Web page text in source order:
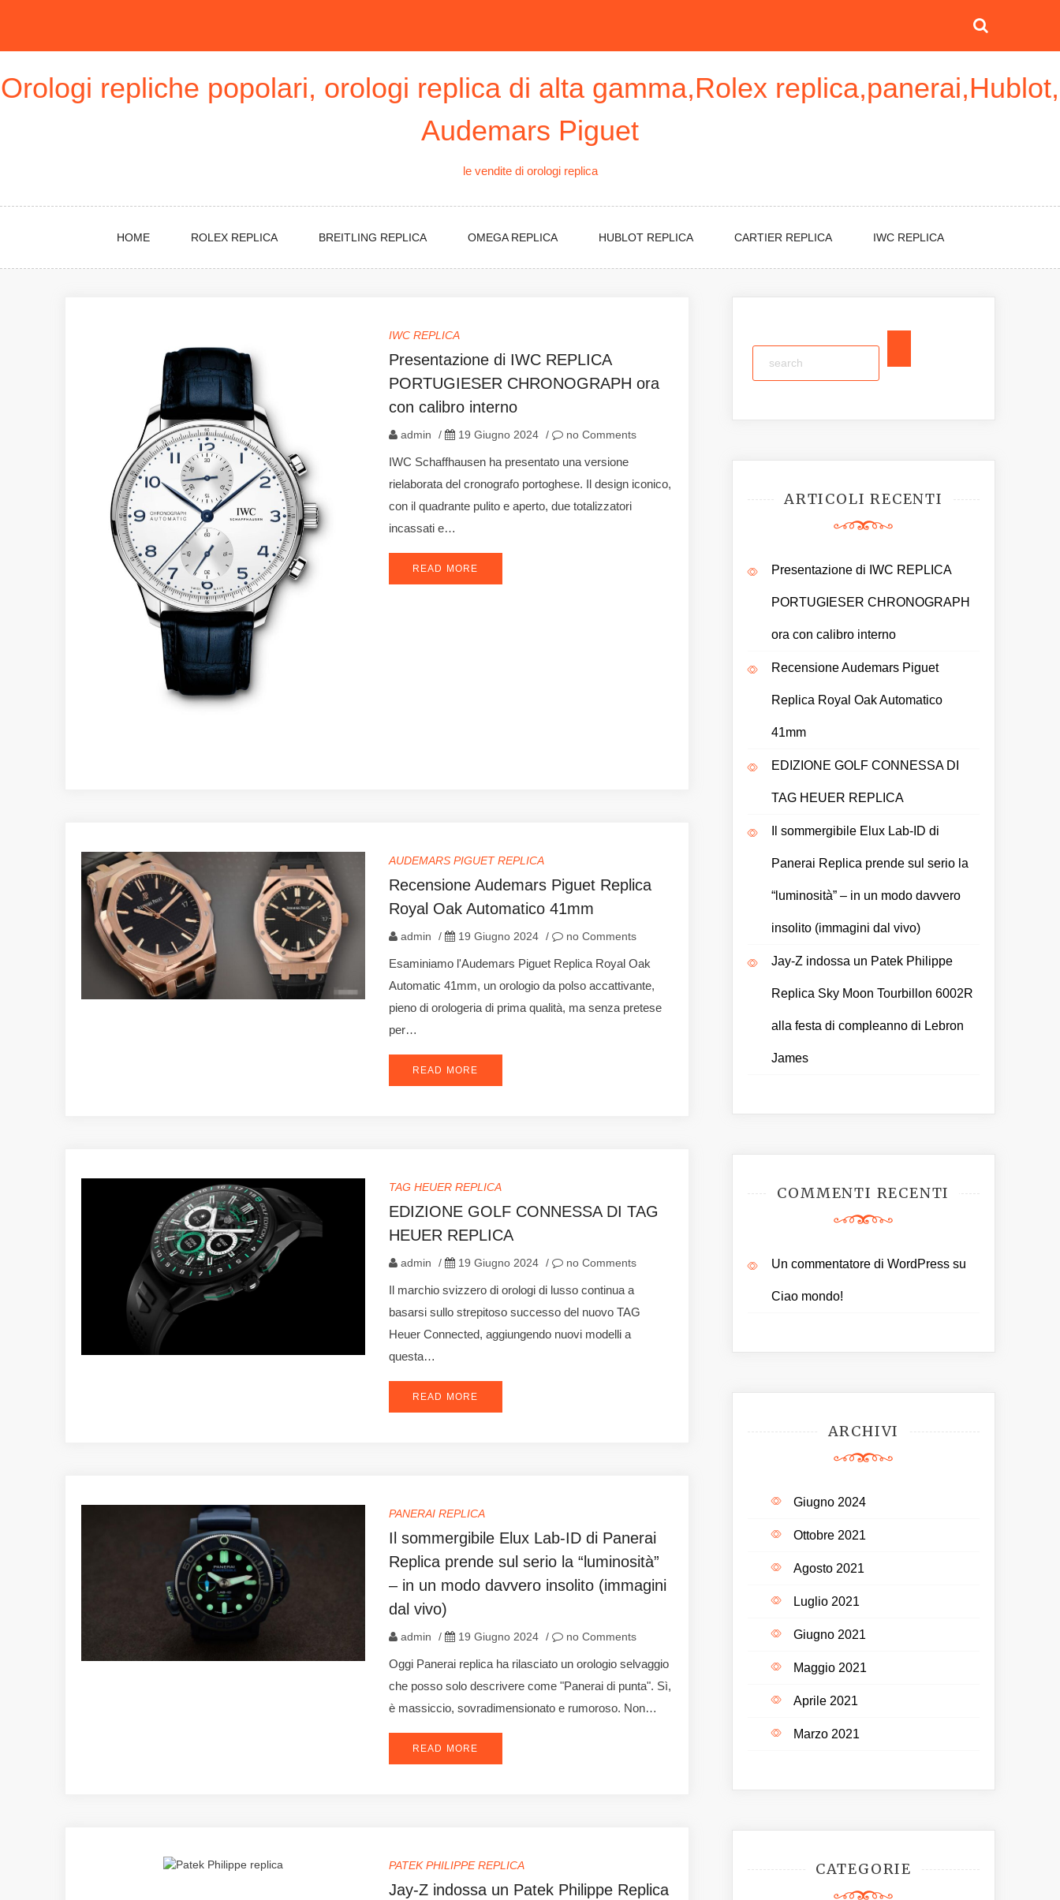
Orologi repliche popolari, orologi replica di alta gamma,Rolex replica,panerai,Hublot,
Audemars Piguet
le vendite di orologi replica
HOME ROLEX REPLICA BREITLING REPLICA OMEGA REPLICA HUBLOT REPLICA CARTIER REPLICA IWC REPLICA
IWC REPLICA
Presentazione di IWC REPLICA
PORTUGIESER CHRONOGRAPH ora
con calibro interno
admin / 19 Giugno 2024 / no Comments
IWC Schaffhausen ha presentato una versione
rielaborata del cronografo portoghese. Il design iconico,
con il quadrante pulito e aperto, due totalizzatori
incassati e…
READ MORE
AUDEMARS PIGUET REPLICA
Recensione Audemars Piguet Replica
Royal Oak Automatico 41mm
admin / 19 Giugno 2024 / no Comments
Esaminiamo l'Audemars Piguet Replica Royal Oak
Automatic 41mm, un orologio da polso accattivante,
pieno di orologeria di prima qualità, ma senza pretese
per…
READ MORE
TAG HEUER REPLICA
EDIZIONE GOLF CONNESSA DI TAG
HEUER REPLICA
admin / 19 Giugno 2024 / no Comments
Il marchio svizzero di orologi di lusso continua a
basarsi sullo strepitoso successo del nuovo TAG
Heuer Connected, aggiungendo nuovi modelli a
questa…
READ MORE
PANERAI REPLICA
Il sommergibile Elux Lab-ID di Panerai
Replica prende sul serio la “luminosità”
– in un modo davvero insolito (immagini
dal vivo)
admin / 19 Giugno 2024 / no Comments
Oggi Panerai replica ha rilasciato un orologio selvaggio
che posso solo descrivere come "Panerai di punta". Sì,
è massiccio, sovradimensionato e rumoroso. Non…
READ MORE
PATEK PHILIPPE REPLICA
Jay-Z indossa un Patek Philippe Replica
ARTICOLI RECENTI
Presentazione di IWC REPLICA
PORTUGIESER CHRONOGRAPH
ora con calibro interno
Recensione Audemars Piguet
Replica Royal Oak Automatico
41mm
EDIZIONE GOLF CONNESSA DI
TAG HEUER REPLICA
Il sommergibile Elux Lab-ID di
Panerai Replica prende sul serio la
“luminosità” – in un modo davvero
insolito (immagini dal vivo)
Jay-Z indossa un Patek Philippe
Replica Sky Moon Tourbillon 6002R
alla festa di compleanno di Lebron
James
COMMENTI RECENTI
Un commentatore di WordPresssu
Ciao mondo!
ARCHIVI
Giugno 2024
Ottobre 2021
Agosto 2021
Luglio 2021
Giugno 2021
Maggio 2021
Aprile 2021
Marzo 2021
CATEGORIE